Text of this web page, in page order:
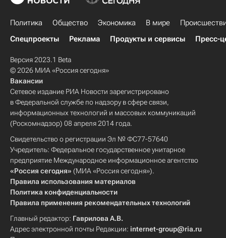
Политика Общество Экономика В мире
Спецпроекты
Реклама Продукты и сервисы Пресс-
Версия 2023.1 Beta
© 2026 МИА «Россия сегодня»
Вакансии
Сетевое издание РИА Новости зарегистрировано
в Федеральной службе по надзору в сфере связи,
информационных технологий и массовых коммуникаций
(Роскомнадзор) 08 апреля 2014 года.
Свидетельство о регистрации Эл № ФС77-57640
Учредитель: Федеральное государственное унитарное
предприятие Международное информационное агентство
«Россия сегодня» (МИА «Россия сегодня»).
Правила использования материалов
Политика конфиденциальности
Правила применения рекомендательных технологий
Главный редактор: Гаврилова А.В.
Адрес электронной почты Редакции: internet-group@ria.ru